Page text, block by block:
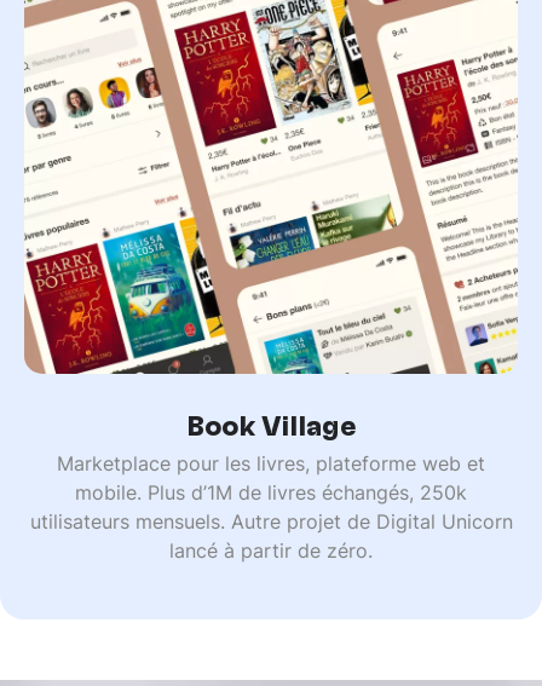
Book Village
Marketplace pour les livres, plateforme web et
mobile. Plus d’1M de livres échangés, 250k
utilisateurs mensuels. Autre projet de Digital Unicorn
lancé à partir de zéro.